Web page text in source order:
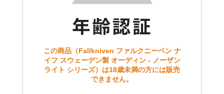
この商品（Fallkniven ファルクニーベン ナ
イフ スウェーデン製 オーディン - ノーザン
ライト シリーズ）は18歳未満の方には販売
できません。